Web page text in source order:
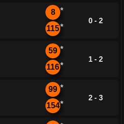
8 *
115*
0 - 2
59 *
116*
1 - 2
99 *
154*
2 - 3